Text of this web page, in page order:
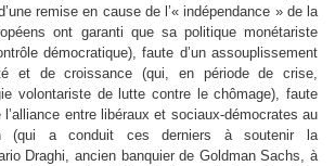
remise en cause de l’« indépendance » de la
ont garanti que sa politique monétariste
démocratique), faute d’un assouplissement
et de croissance (qui, en période de crise,
volontariste de lutte contre le chômage), faute
entre libéraux et sociaux-démocrates au
(qui a conduit ces derniers à soutenir la
Draghi, ancien banquier de Goldman Sachs, à